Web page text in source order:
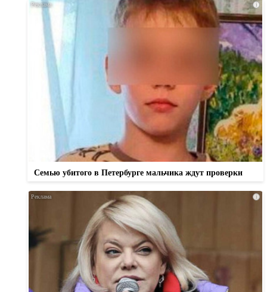
i
Семью убитого в Петербурге мальчика ждут проверки
i